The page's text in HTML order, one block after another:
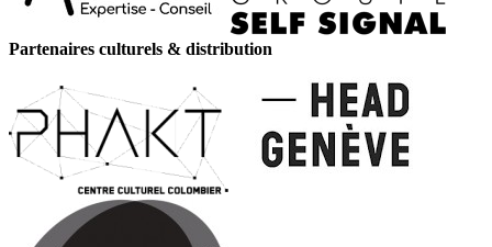
Partenaires culturels & distribution